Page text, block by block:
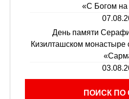
«С Богом на
День памяти
Кизилташском монастыре
ПОИСК ПО